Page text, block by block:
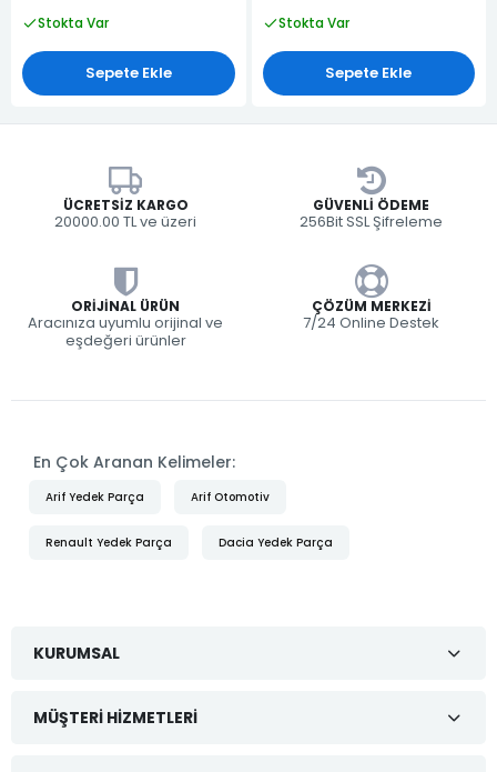
Stokta Var
Sepete Ekle
Stokta Var
Sepete Ekle
ÜCRETSIZ KARGO
20000.00 TL ve üzeri
GÜVENLI ÖDEME
256Bit SSL Şifreleme
ORIJINAL ÜRÜN
Aracınıza uyumlu orijinal ve
eşdeğeri ürünler
ÇÖZÜM MERKEZI
7/24 Online Destek
En Çok Aranan Kelimeler:
Arif Yedek Parça Arif Otomotiv
Renault Yedek Parça Dacia Yedek Parça
KURUMSAL
MÜŞTERI HIZMETLERI